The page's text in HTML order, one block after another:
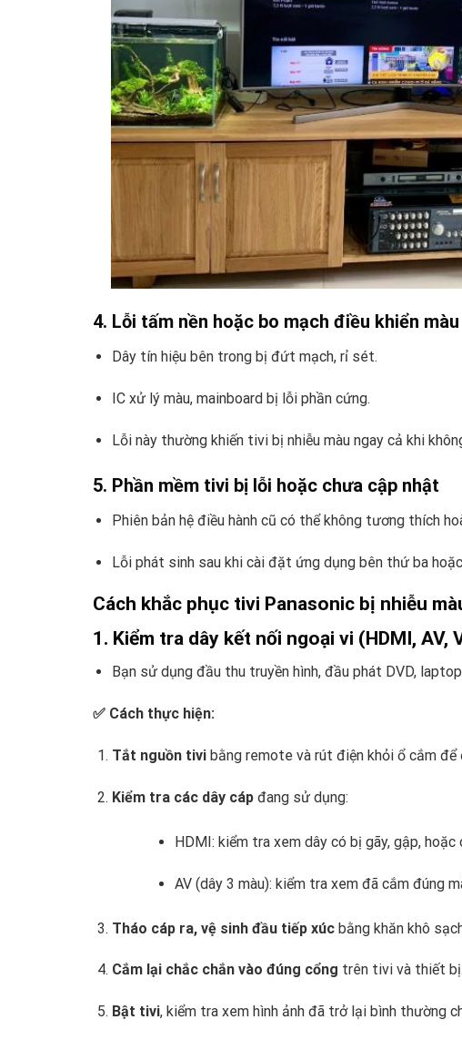
4. Lỗi tấm nền hoặc bo mạch điều khiển màu
Dây tín hiệu bên trong bị đứt mạch, rỉ sét.
IC xử lý màu, mainboard bị lỗi phần cứng.
Lỗi này thường khiến tivi bị nhiễu màu ngay cả khi
5. Phần mềm tivi bị lỗi hoặc chưa cập nhật
Phiên bản hệ điều hành cũ có thể không tương thích
Lỗi phát sinh sau khi cài đặt ứng dụng bên thứ ba
Cách khắc phục tivi Panasonic bị nhiễu
1. Kiểm tra dây kết nối ngoại vi (HDMI, AV,
Bạn sử dụng đầu thu truyền hình, đầu phát DVD,
✅ Cách thực hiện:
Tắt nguồn tivibằng remote và rút điện khỏi ổ cắm để
Kiểm tra các dây cápđang sử dụng:
HDMI: kiểm tra xem dây có bị gãy, gập, hoặc
AV (dây 3 màu): kiểm tra xem đã cắm đúng
Tháo cáp ra, vệ sinh đầu tiếp xúcbằng khăn khô
Cắm lại chắc chắn vào đúng cổng trên tivi và thiết bị.
Bật tivi, kiểm tra xem hình ảnh đã trở lại bình thường